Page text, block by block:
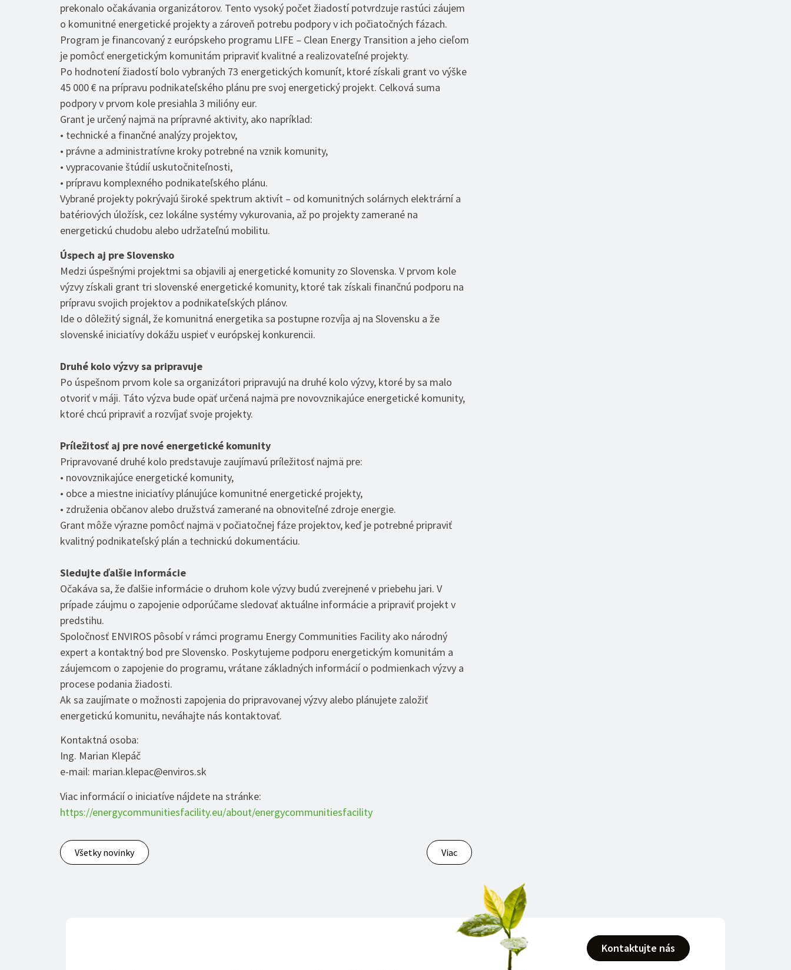
prekonalo očakávania organizátorov. Tento vysoký počet žiadostí potvrdzuje rastúci záujem
o komunitné energetické projekty a zároveň potrebu podpory v ich počiatočných fázach.
Program je financovaný z európskeho programu LIFE – Clean Energy Transition a jeho cieľom
je pomôcť energetickým komunitám pripraviť kvalitné a realizovateľné projekty.
Po hodnotení žiadostí bolo vybraných 73 energetických komunít, ktoré získali grant vo výške
45 000 € na prípravu podnikateľského plánu pre svoj energetický projekt. Celková suma
podpory v prvom kole presiahla 3 milióny eur.
Grant je určený najmä na prípravné aktivity, ako napríklad:
• technické a finančné analýzy projektov,
• právne a administratívne kroky potrebné na vznik komunity,
• vypracovanie štúdií uskutočniteľnosti,
• prípravu komplexného podnikateľského plánu.
Vybrané projekty pokrývajú široké spektrum aktivít – od komunitných solárnych elektrární a
batériových úložísk, cez lokálne systémy vykurovania, až po projekty zamerané na
energetickú chudobu alebo udržateľnú mobilitu.
Úspech aj pre Slovensko
Medzi úspešnými projektmi sa objavili aj energetické komunity zo Slovenska. V prvom kole
výzvy získali grant tri slovenské energetické komunity, ktoré tak získali finančnú podporu na
prípravu svojich projektov a podnikateľských plánov.
Ide o dôležitý signál, že komunitná energetika sa postupne rozvíja aj na Slovensku a že
slovenské iniciatívy dokážu uspieť v európskej konkurencii.
Druhé kolo výzvy sa pripravuje
Po úspešnom prvom kole sa organizátori pripravujú na druhé kolo výzvy, ktoré by sa malo
otvoriť v máji. Táto výzva bude opäť určená najmä pre novovznikajúce energetické komunity,
ktoré chcú pripraviť a rozvíjať svoje projekty.
Príležitosť aj pre nové energetické komunity
Pripravované druhé kolo predstavuje zaujímavú príležitosť najmä pre:
• novovznikajúce energetické komunity,
• obce a miestne iniciatívy plánujúce komunitné energetické projekty,
• združenia občanov alebo družstvá zamerané na obnoviteľné zdroje energie.
Grant môže výrazne pomôcť najmä v počiatočnej fáze projektov, keď je potrebné pripraviť
kvalitný podnikateľský plán a technickú dokumentáciu.
Sledujte ďalšie informácie
Očakáva sa, že ďalšie informácie o druhom kole výzvy budú zverejnené v priebehu jari. V
prípade záujmu o zapojenie odporúčame sledovať aktuálne informácie a pripraviť projekt v
predstihu.
Spoločnosť ENVIROS pôsobí v rámci programu Energy Communities Facility ako národný
expert a kontaktný bod pre Slovensko. Poskytujeme podporu energetickým komunitám a
záujemcom o zapojenie do programu, vrátane základných informácií o podmienkach výzvy a
procese podania žiadosti.
Ak sa zaujímate o možnosti zapojenia do pripravovanej výzvy alebo plánujete založiť
energetickú komunitu, neváhajte nás kontaktovať.
Kontaktná osoba:
Ing. Marian Klepáč
e-mail: marian.klepac@enviros.sk
Viac informácií o iniciatíve nájdete na stránke:
https://energycommunitiesfacility.eu/about/energycommunitiesfacility
Všetky novinky Viac
Kontaktujte nás